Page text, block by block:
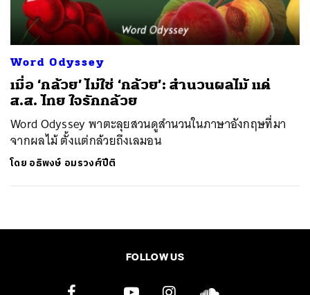
Word Odyssey
เมื่อ ‘กล้วย’ ไม่ใช่ ‘กล้วย’: สำนวนผลไม้ แด่
ส.ส. ไทย ใจรักกล้วย
Word Odyssey พาตะลุยสวนดูสำนวนในภาษาอังกฤษที่มา
จากผลไม้ ตั้งแต่กล้วยถึงเลมอน
โดย อธิพงษ์ อมรวงศ์ปีติ
FOLLOW US
SHARE TWEET LINE EMAIL